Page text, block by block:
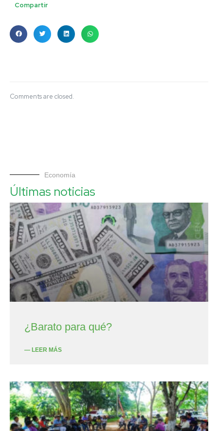
Compartir
Comments are closed.
Economía
Últimas noticias
¿Barato para qué?
— LEER MÁS